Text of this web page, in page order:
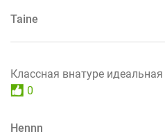
Taine
Классная внатуре идеальная
0
Hennn